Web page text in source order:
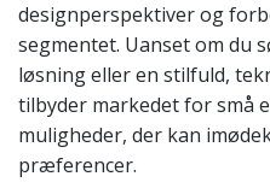
designperspektiver og
segmentet. Uanset om du
løsning eller en stilfuld,
tilbyder markedet for små
muligheder, der kan
præferencer.